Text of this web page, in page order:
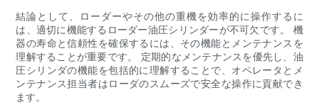
結論として、ローダーやその他の重機を効率的に操作するに
は、適切に機能するローダー油圧シリンダーが不可欠です。 機
器の寿命と信頼性を確保するには、その機能とメンテナンスを
理解することが重要です。 定期的なメンテナンスを優先し、油
圧シリンダの機能を包括的に理解することで、オペレータとメ
ンテナンス担当者はローダのスムーズで安全な操作に貢献でき
ます。